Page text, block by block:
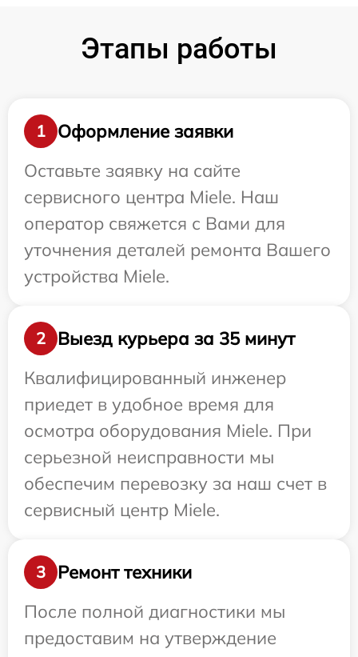
Этапы работы
1
Оформление заявки
Оставьте заявку на сайте
сервисного центра Miele. Наш
оператор свяжется с Вами для
уточнения деталей ремонта Вашего
устройства Miele.
2
Выезд курьера за 35 минут
Квалифицированный инженер
приедет в удобное время для
осмотра оборудования Miele. При
серьезной неисправности мы
обеспечим перевозку за наш счет в
сервисный центр Miele.
3
Ремонт техники
После полной диагностики мы
предоставим на утверждение